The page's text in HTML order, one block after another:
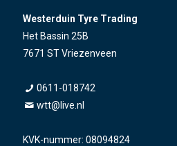
Westerduin Tyre Trading
Het Bassin 25B
7671 ST Vriezenveen
0611-018742
wtt@live.nl
KVK-nummer: 08094824